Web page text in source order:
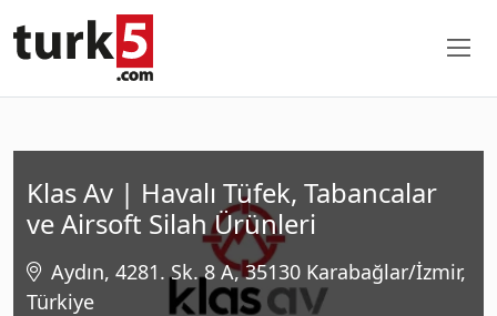
Klas Av | Havalı Tüfek, Tabancalar
ve Airsoft Silah Ürünleri
Aydın, 4281. Sk. 8 A, 35130 Karabağlar/İzmir,
Türkiye